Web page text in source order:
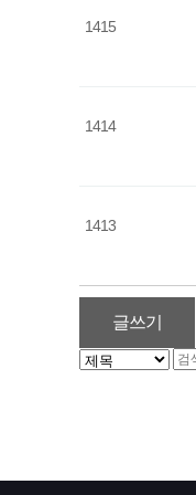
1415
1414
1413
글쓰기